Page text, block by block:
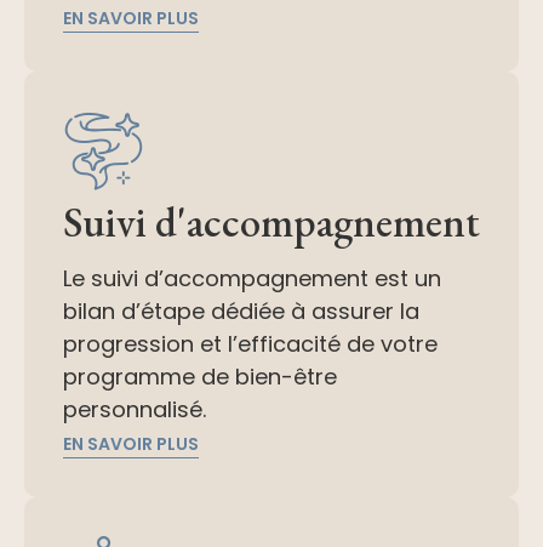
EN SAVOIR PLUS
Suivi d'accompagnement
Le suivi d’accompagnement est un
bilan d’étape dédiée à assurer la
progression et l’efficacité de votre
programme de bien-être
personnalisé.
EN SAVOIR PLUS